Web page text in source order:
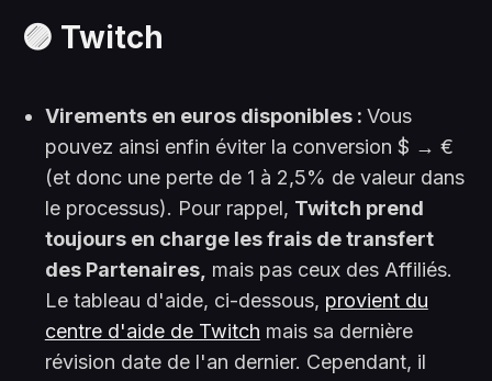
🟣 Twitch
Virements en euros disponibles : Vous
pouvez ainsi enfin éviter la conversion $ → €
(et donc une perte de 1 à 2,5% de valeur dans
le processus). Pour rappel, Twitch prend
toujours en charge les frais de transfert
des Partenaires, mais pas ceux des Affiliés.
Le tableau d'aide, ci-dessous, provient du
centre d'aide de Twitch mais sa dernière
révision date de l'an dernier. Cependant, il